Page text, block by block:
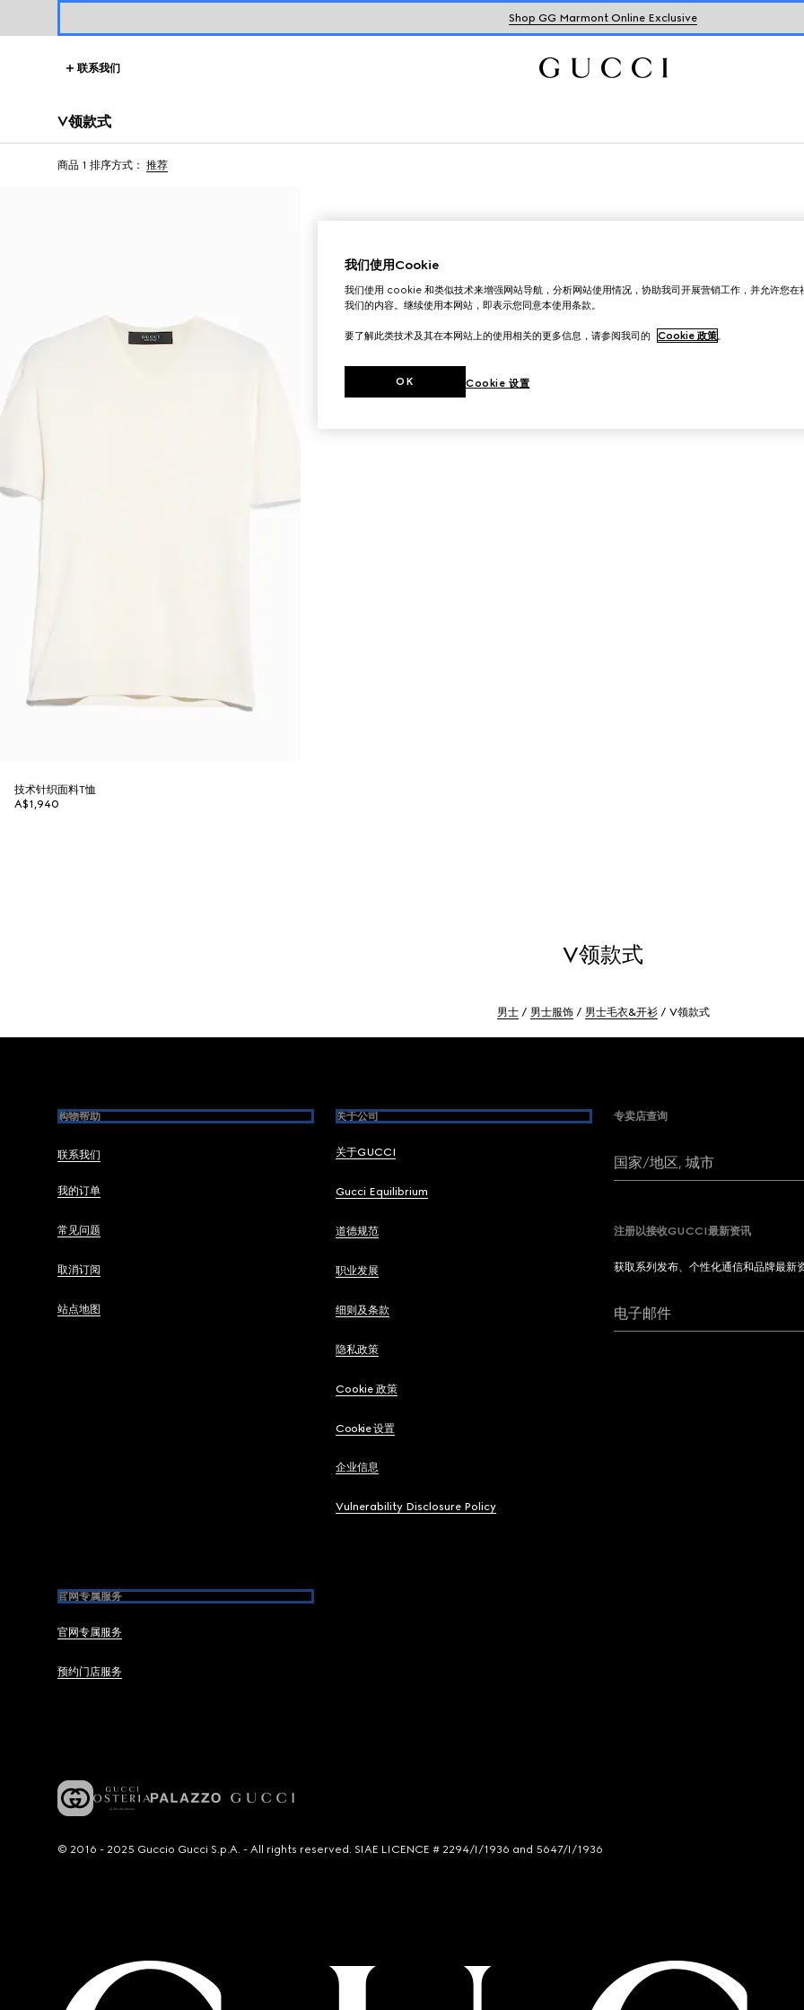
Shop GG Marmont Online Exclusive
联系我们
V领款式
商品 1 排序方式： 推荐
技术针织面料T恤
A$1,940
V领款式
男士 男士服饰 男士毛衣&开衫 V领款式
购物帮助
联系我们
我的订单
常见问题
取消订阅
站点地图
关于公司
关于GUCCI
Gucci Equilibrium
道德规范
职业发展
细则及条款
隐私政策
Cookie 政策
Cookie 设置
企业信息
Vulnerability Disclosure Policy
官网专属服务
官网专属服务
预约门店服务
专卖店查询
国家/地区, 城市
注册以接收GUCCI最新资讯
获取系列发布、个性化通信和品牌最新
电子邮件
© 2016 - 2025 Guccio Gucci S.p.A. - All rights reserved. SIAE LICENCE # 2294/I/1936 and 5647/I/1936
我们使用Cookie
我们使用 cookie 和类似技术来增强网站导航，分析网站使用情况，协助我司开展营销工作，并允许您在
我们的内容。继续使用本网站，即表示您同意本使用条款。
要了解此类技术及其在本网站上的使用相关的更多信息，请参阅我司的 Cookie 政策。
Cookie 设置
OK